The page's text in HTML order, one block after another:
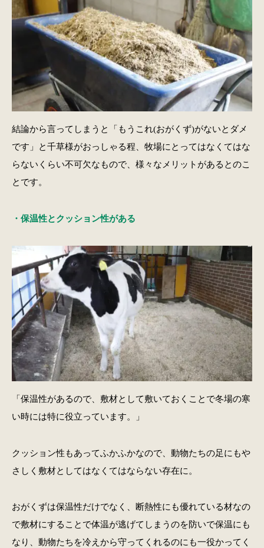
結論から言ってしまうと「もうこれ(おがくず)がないとダメ
です」と千草様がおっしゃる程、牧場にとってはなくてはな
らないくらい不可欠なもので、様々なメリットがあるとのこ
とです。
・保温性とクッション性がある
「保温性があるので、敷材として敷いておくことで冬場の寒
い時には特に役立っています。」
クッション性もあってふかふかなので、動物たちの足にもや
さしく敷材としてはなくてはならない存在に。
おがくずは保温性だけでなく、断熱性にも優れている材なの
で敷材にすることで体温が逃げてしまうのを防いで保温にも
なり、動物たちを冷えから守ってくれるのにも一役かってく